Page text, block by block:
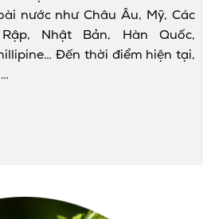
nước như Châu Âu, Mỹ, Các
Nhật Bản, Hàn Quốc,
Đến thời điểm hiện tại,